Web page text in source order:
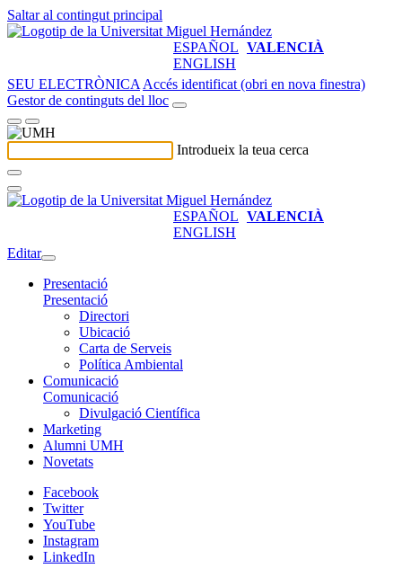
Saltar al contingut principal
ESPAÑOL VALENCIÀ
ENGLISH
SEU ELECTRÒNICA Accés identificat (obri en nova finestra)
Gestor de continguts del lloc
Introdueix la teua cerca
ESPAÑOL VALENCIÀ
ENGLISH
Editar
Presentació
Presentació
Directori
Ubicació
Carta de Serveis
Política Ambiental
Comunicació
Comunicació
Divulgació Científica
Marketing
Alumni UMH
Novetats
Facebook
Twitter
YouTube
Instagram
LinkedIn